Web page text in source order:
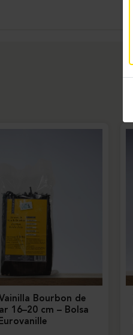
Bourbon de
16–20 cm – Bolsa